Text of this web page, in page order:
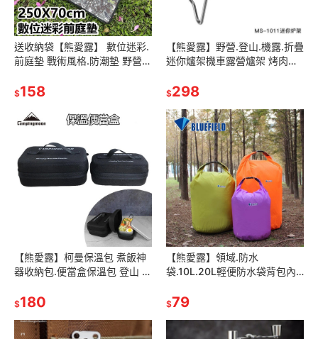
送收納袋【熊愛露】 數位迷彩.
前庭墊 戰術風格.防潮墊 野營.
250x70cm
$158
【熊愛露】野營.登山.機露.折疊
迷你爐架機車露營爐架 烤肉網
爐架
$298
【熊愛露】柯曼保溫包 煮飯神
器收納包.便當盒保溫包 登山 露
便當盒
$180
【熊愛露】領域.防水
袋.10L.20L輕便防水袋背包內
$79